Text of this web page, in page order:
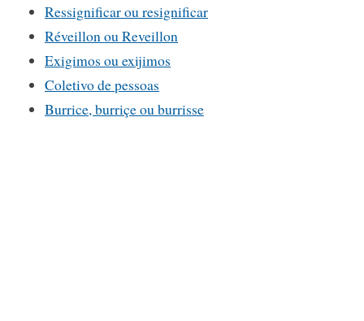
Ressignificar ou resignificar
Réveillon ou Reveillon
Exigimos ou exijimos
Coletivo de pessoas
Burrice, burriçe ou burrisse